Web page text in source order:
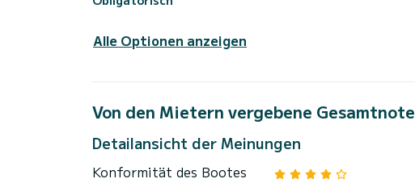
Alle Optionen anzeigen
Von den Mietern vergebene Gesamtnote
Detailansicht der Meinungen
Konformität des Bootes